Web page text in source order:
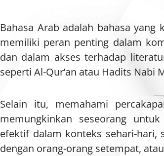
Bahasa Arab adalah bahasa yang
memiliki peran penting dalam
dan dalam akses terhadap
seperti Al-Qur’an atau Hadits Nabi
Selain itu, memahami
memungkinkan seseorang
efektif dalam konteks sehari-hari,
dengan orang-orang setempat,